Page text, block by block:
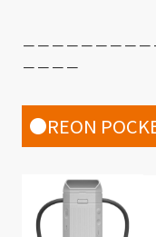
－－－－－－－－
－－－－
●REON